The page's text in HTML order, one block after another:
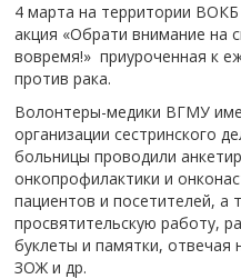
4 марта на территории
акция «Обрати внимание на
вовремя!» приуроченная к
против рака.
Волонтеры-медики ВГМУ
организации сестринского
больницы проводили
онкопрофилактики и
пациентов и посетителей, а
просвятительскую работу,
буклеты и памятки, отвечая
ЗОЖ и др.